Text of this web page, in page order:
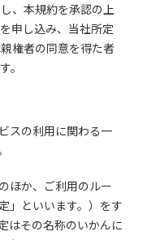
、本規約を承認の上
申し込み、当社所定
権者の同意を得た者
。
スの利用に関わる一
ほか、ご利用のルー
」といいます。）をす
はその名称のいかんに